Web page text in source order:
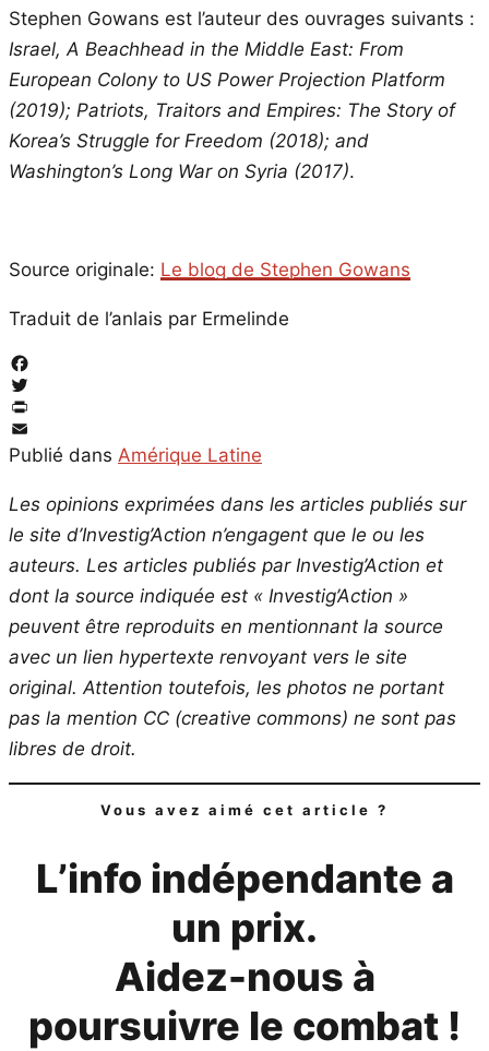
Stephen Gowans est l’auteur des ouvrages suivants :
Israel, A Beachhead in the Middle East: From
European Colony to US Power Projection Platform
(2019); Patriots, Traitors and Empires: The Story of
Korea’s Struggle for Freedom (2018); and
Washington’s Long War on Syria (2017).
Source originale: Le blog de Stephen Gowans
Traduit de l’anlais par Ermelinde
Facebook
Twitter
PrintFriendly
Email
Publié dans Amérique Latine
Les opinions exprimées dans les articles publiés sur
le site d’Investig’Action n’engagent que le ou les
auteurs. Les articles publiés par Investig’Action et
dont la source indiquée est « Investig’Action »
peuvent être reproduits en mentionnant la source
avec un lien hypertexte renvoyant vers le site
original. Attention toutefois, les photos ne portant
pas la mention CC (creative commons) ne sont pas
libres de droit.
Vous avez aimé cet article ?
L’info indépendante a
un prix.
Aidez-nous à
poursuivre le combat !